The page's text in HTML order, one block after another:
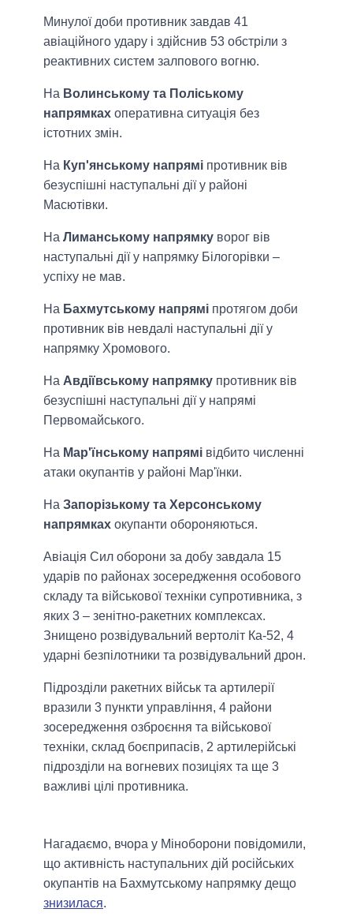
Минулої доби противник завдав 41
авіаційного удару і здійснив 53 обстріли з
реактивних систем залпового вогню.
На Волинському та Поліському
напрямках оперативна ситуація без
істотних змін.
На Куп'янському напрямі противник вів
безуспішні наступальні дії у районі
Масютівки.
На Лиманському напрямку ворог вів
наступальні дії у напрямку Білогорівки –
успіху не мав.
На Бахмутському напрямі протягом доби
противник вів невдалі наступальні дії у
напрямку Хромового.
На Авдіївському напрямку противник вів
безуспішні наступальні дії у напрямі
Первомайського.
На Мар'їнському напрямі відбито численні
атаки окупантів у районі Мар'їнки.
На Запорізькому та Херсонському
напрямках окупанти обороняються.
Авіація Сил оборони за добу завдала 15
ударів по районах зосередження особового
складу та військової техніки супротивника, з
яких 3 – зенітно-ракетних комплексах.
Знищено розвідувальний вертоліт Ка-52, 4
ударні безпілотники та розвідувальний дрон.
Підрозділи ракетних військ та артилерії
вразили 3 пункти управління, 4 райони
зосередження озброєння та військової
техніки, склад боєприпасів, 2 артилерійські
підрозділи на вогневих позиціях та ще 3
важливі цілі противника.
Нагадаємо, вчора у Міноборони повідомили,
що активність наступальних дій російських
окупантів на Бахмутському напрямку дещо
знизилася.